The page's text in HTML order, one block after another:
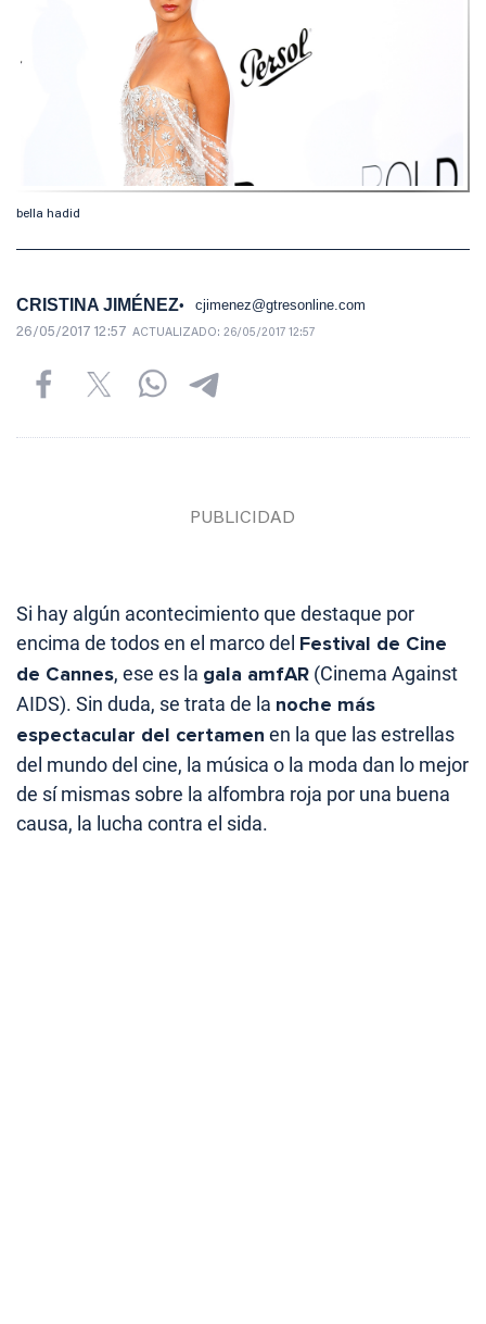
bella hadid
CRISTINA JIMÉNEZ cjimenez@gtresonline.com
26/05/2017 12:57 ACTUALIZADO: 26/05/2017 12:57
Si hay algún acontecimiento que destaque por
encima de todos en el marco del Festival de Cine
de Cannes, ese es la gala amfAR (Cinema Against
AIDS). Sin duda, se trata de la noche más
espectacular del certamen en la que las estrellas
del mundo del cine, la música o la moda dan lo mejor
de sí mismas sobre la alfombra roja por una buena
causa, la lucha contra el sida.